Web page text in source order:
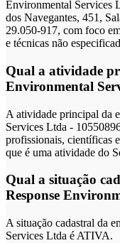
Environmental Services
dos Navegantes, 451,
29.050-917, com foco
e técnicas não
Qual a atividade
Environmental
A atividade principal da
Services Ltda -
profissionais, científicas
que é uma atividade do
Qual a situação
Response
A situação cadastral da
Services Ltda é ATIVA.